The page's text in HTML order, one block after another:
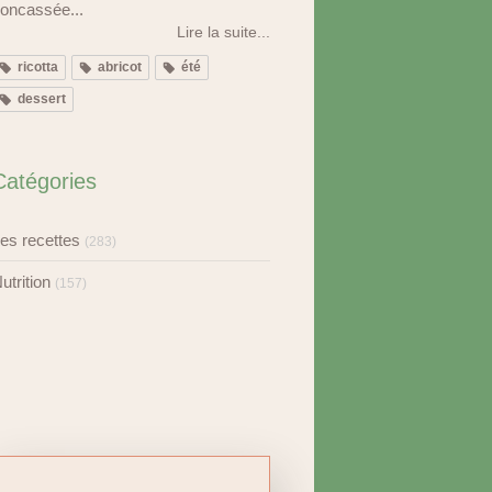
Lire la suite...
ricotta abricot été
dessert
recettes (283)
(157)